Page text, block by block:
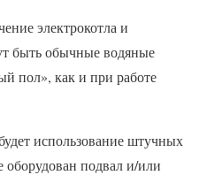
электрокотла и
быть обычные водяные
пол», как и при работе
использование штучных
оборудован подвал и/или